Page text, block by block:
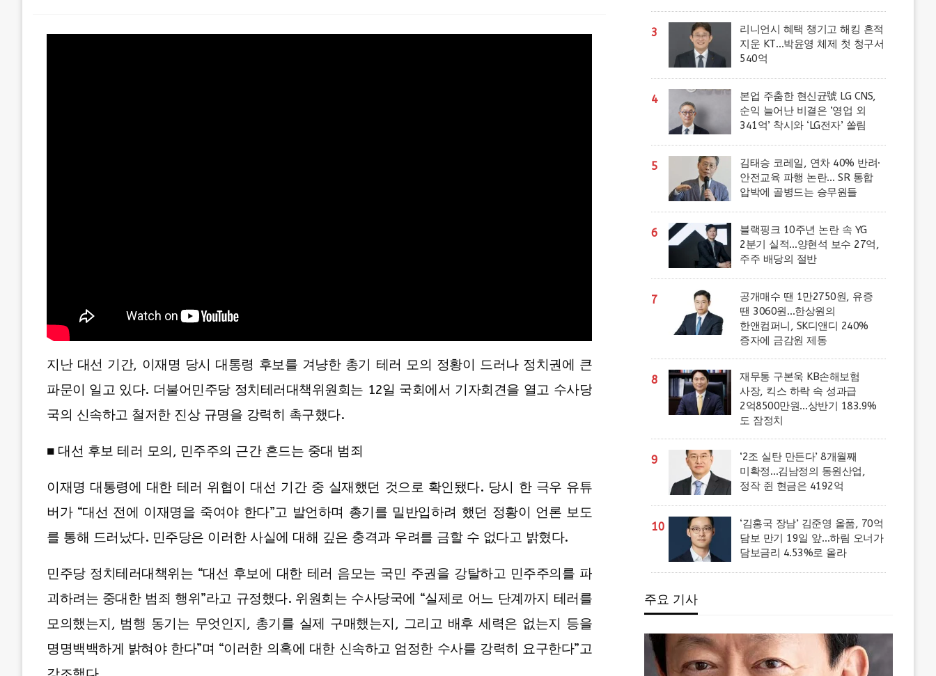
지난 대선 기간, 이재명 당시 대통령 후보를 겨냥한 총기 테러 모의 정황이 드러나 정치권에 큰
파문이 일고 있다. 더불어민주당 정치테러대책위원회는 12일 국회에서 기자회견을 열고 수사당
국의 신속하고 철저한 진상 규명을 강력히 촉구했다.
■ 대선 후보 테러 모의, 민주주의 근간 흔드는 중대 범죄
이재명 대통령에 대한 테러 위협이 대선 기간 중 실재했던 것으로 확인됐다. 당시 한 극우 유튜
버가 “대선 전에 이재명을 죽여야 한다”고 발언하며 총기를 밀반입하려 했던 정황이 언론 보도
를 통해 드러났다. 민주당은 이러한 사실에 대해 깊은 충격과 우려를 금할 수 없다고 밝혔다.
민주당 정치테러대책위는 “대선 후보에 대한 테러 음모는 국민 주권을 강탈하고 민주주의를 파
괴하려는 중대한 범죄 행위”라고 규정했다. 위원회는 수사당국에 “실제로 어느 단계까지 테러를
모의했는지, 범행 동기는 무엇인지, 총기를 실제 구매했는지, 그리고 배후 세력은 없는지 등을
명명백백하게 밝혀야 한다”며 “이러한 의혹에 대한 신속하고 엄정한 수사를 강력히 요구한다”고
3
리니언시 혜택 챙기고 해킹 흔적
지운 KT…박윤영 체제 첫 청구서
540억
4
본업 주춤한 현신균號 LG CNS,
순익 늘어난 비결은 ‘영업 외
341억’ 착시와 ‘LG전자’ 쏠림
5
김태승 코레일, 연차 40% 반려·
안전교육 파행 논란… SR 통합
압박에 골병드는 승무원들
6
블랙핑크 10주년 논란 속 YG
2분기 실적…양현석 보수 27억,
주주 배당의 절반
7
공개매수 땐 1만2750원, 유증
땐 3060원…한상원의
한앤컴퍼니, SK디앤디 240%
증자에 금감원 제동
8
재무통 구본욱 KB손해보험
사장, 킥스 하락 속 성과급
2억8500만원…상반기 183.9%
도 잠정치
9
‘2조 실탄 만든다’ 8개월째
미확정…김남정의 동원산업,
정작 쥔 현금은 4192억
10
‘김홍국 장남’ 김준영 올품, 70억
담보 만기 19일 앞…하림 오너가
담보금리 4.53%로 올라
주요 기사